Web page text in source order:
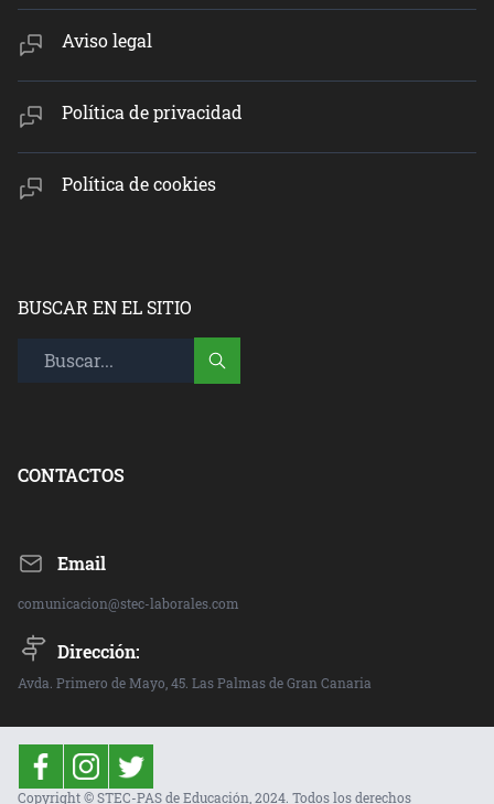
Aviso legal
Política de privacidad
Política de cookies
BUSCAR EN EL SITIO
CONTACTOS
Email
comunicacion@stec-laborales.com
Dirección:
Avda. Primero de Mayo, 45. Las Palmas de Gran Canaria
Copyright © STEC-PAS de Educación, 2024. Todos los derechos